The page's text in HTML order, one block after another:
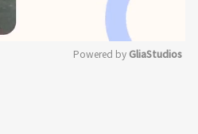
Powered by GliaStudios